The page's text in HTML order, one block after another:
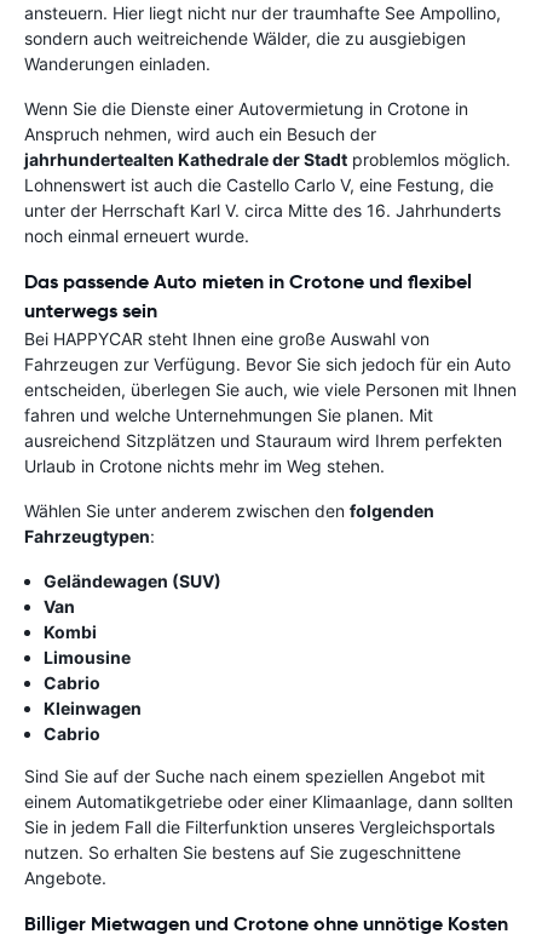
ansteuern. Hier liegt nicht nur der traumhafte See Ampollino,
sondern auch weitreichende Wälder, die zu ausgiebigen
Wanderungen einladen.
Wenn Sie die Dienste einer Autovermietung in Crotone in
Anspruch nehmen, wird auch ein Besuch der
jahrhundertealten Kathedrale der Stadt problemlos möglich.
Lohnenswert ist auch die Castello Carlo V, eine Festung, die
unter der Herrschaft Karl V. circa Mitte des 16. Jahrhunderts
noch einmal erneuert wurde.
Das passende Auto mieten in Crotone und flexibel
unterwegs sein
Bei HAPPYCAR steht Ihnen eine große Auswahl von
Fahrzeugen zur Verfügung. Bevor Sie sich jedoch für ein Auto
entscheiden, überlegen Sie auch, wie viele Personen mit Ihnen
fahren und welche Unternehmungen Sie planen. Mit
ausreichend Sitzplätzen und Stauraum wird Ihrem perfekten
Urlaub in Crotone nichts mehr im Weg stehen.
Wählen Sie unter anderem zwischen den folgenden
Fahrzeugtypen:
Geländewagen (SUV)
Van
Kombi
Limousine
Cabrio
Kleinwagen
Cabrio
Sind Sie auf der Suche nach einem speziellen Angebot mit
einem Automatikgetriebe oder einer Klimaanlage, dann sollten
Sie in jedem Fall die Filterfunktion unseres Vergleichsportals
nutzen. So erhalten Sie bestens auf Sie zugeschnittene
Angebote.
Billiger Mietwagen und Crotone ohne unnötige Kosten